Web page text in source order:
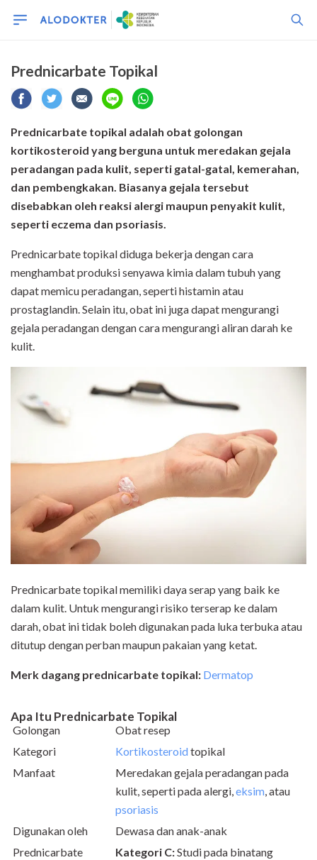
Prednicarbate Topikal
Prednicarbate topikal adalah obat golongan
kortikosteroid yang berguna untuk meredakan gejala
peradangan pada kulit, seperti gatal-gatal, kemerahan,
dan pembengkakan. Biasanya gejala tersebut
disebabkan oleh reaksi alergi maupun penyakit kulit,
seperti eczema dan psoriasis.
Prednicarbate topikal diduga bekerja dengan cara
menghambat produksi senyawa kimia dalam tubuh yang
dapat memicu peradangan, seperti histamin atau
prostaglandin. Selain itu, obat ini juga dapat mengurangi
gejala peradangan dengan cara mengurangi aliran darah ke
kulit.
Prednicarbate topikal memiliki daya serap yang baik ke
dalam kulit. Untuk mengurangi risiko terserap ke dalam
darah, obat ini tidak boleh digunakan pada luka terbuka atau
ditutup dengan perban maupun pakaian yang ketat.
Merk dagang prednicarbate topikal: Dermatop
Apa Itu Prednicarbate Topikal
Golongan
Obat resep
Kategori
Kortikosteroidtopikal
Manfaat
Meredakan gejala peradangan pada
kulit, seperti pada alergi,eksim, atau
psoriasis
Digunakan oleh
Dewasa dan anak-anak
Prednicarbate
Kategori C:Studi pada binatang